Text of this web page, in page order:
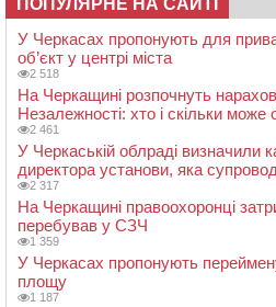
У Черкасах пропонують для
об’єкт у центрі міста
2 518
На Черкащині розпочнуть
Незалежності: хто і скільки може
2 461
У Черкаській облраді визначили
директора установи, яка
2 317
На Черкащині правоохоронці
перебував у СЗЧ
1 359
У Черкасах пропонують
площу
1 187